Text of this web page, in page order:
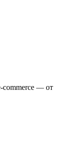
commerce — от